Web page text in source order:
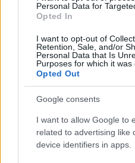
Personal Data for
Opted In
I want to opt-out of
Retention, Sale, and/or
Personal Data that Is
Purposes for which it was
Opted Out
Google consents
I want to allow Google to
related to advertising like
device identifiers in apps.
bacsik
14 éve
n leírt,csak hosszú, vagy
bacsik
14 éve
@bacsik: puff neki, az